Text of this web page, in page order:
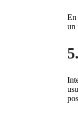
En
un